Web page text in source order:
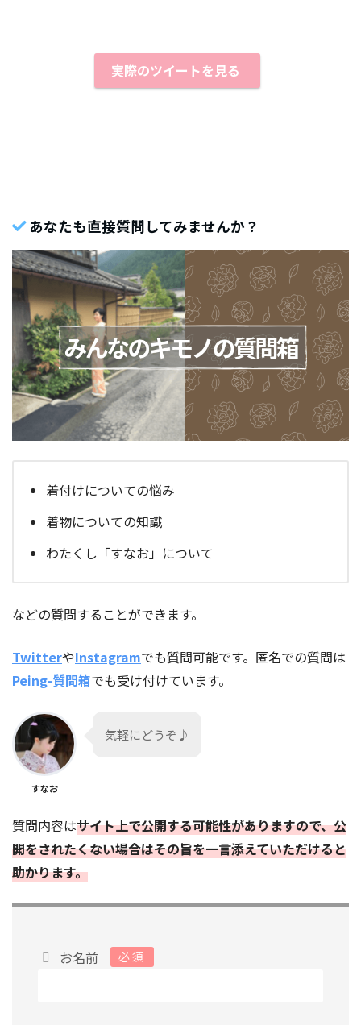
実際のツイートを見る
あなたも直接質問してみませんか？
着付けについての悩み
着物についての知識
わたくし「すなお」について
などの質問することができます。
TwitterやInstagramでも質問可能です。匿名での質問は
Peing-質問箱でも受け付けています。
すなお
気軽にどうぞ♪
質問内容はサイト上で公開する可能性がありますので、公
開をされたくない場合はその旨を一言添えていただけると
助かります。
お名前 必須